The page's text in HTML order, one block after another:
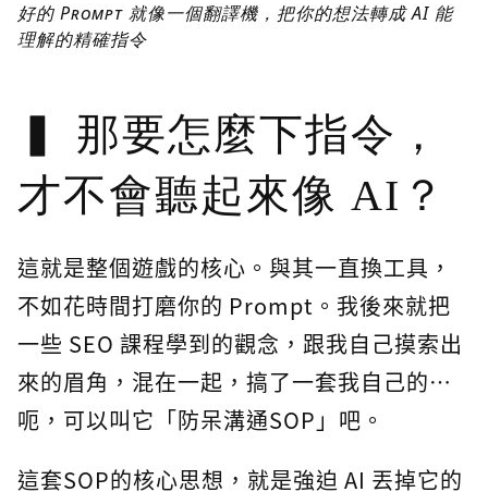
好的 Prompt 就像一個翻譯機，把你的想法轉成 AI 能
理解的精確指令
那要怎麼下指令，
才不會聽起來像 AI？
這就是整個遊戲的核心。與其一直換工具，
不如花時間打磨你的 Prompt。我後來就把
一些 SEO 課程學到的觀念，跟我自己摸索出
來的眉角，混在一起，搞了一套我自己的…
呃，可以叫它「防呆溝通SOP」吧。
這套SOP的核心思想，就是強迫 AI 丟掉它的